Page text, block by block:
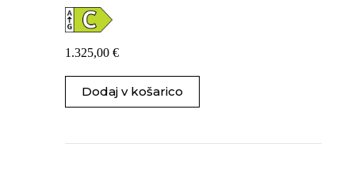
1.325,00 €
Dodaj v košarico